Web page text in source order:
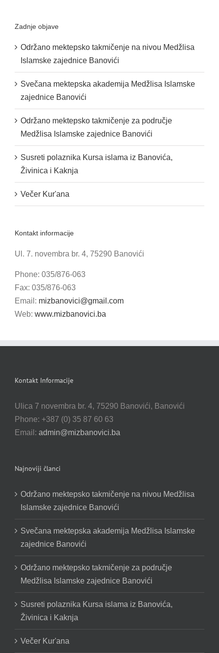
Zadnje objave
Održano mektepsko takmičenje na nivou Medžlisa
Islamske zajednice Banovići
Svečana mektepska akademija Medžlisa Islamske
zajednice Banovići
Održano mektepsko takmičenje za područje
Medžlisa Islamske zajednice Banovići
Susreti polaznika Kursa islama iz Banovića,
Živinica i Kaknja
Večer Kur'ana
Kontakt informacije
Ul. 7. novembra br. 4, 75290 Banovići
Phone: 035/876-063
Fax: 035/876-063
Email: mizbanovici@gmail.com
Web: www.mizbanovici.ba
Kontakt Informacije
Ulica 7 novembra br. 4, 75290 Banovići, Banovići
Phone: +387 (0) 35 87 60 63
Email: admin@mizbanovici.ba
Najnoviji članci
Održano mektepsko takmičenje na nivou Medžlisa
Islamske zajednice Banovići
Svečana mektepska akademija Medžlisa Islamske
zajednice Banovići
Održano mektepsko takmičenje za područje
Medžlisa Islamske zajednice Banovići
Susreti polaznika Kursa islama iz Banovića,
Živinica i Kaknja
Večer Kur'ana